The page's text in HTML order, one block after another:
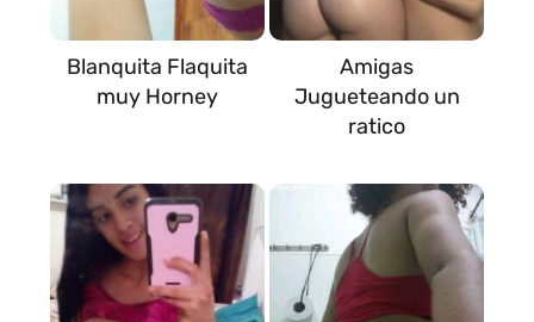
Blanquita Flaquita
muy Horney
Amigas
Jugueteando un
ratico